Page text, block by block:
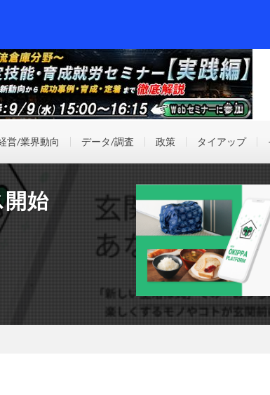
営/業界動向 データ/調査 政策 タイアップ
始